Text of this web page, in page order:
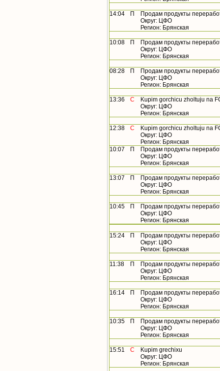
14:04 П
Продам продукты
Округ: ЦФО
Регион: Брянская
10:08 П
Продам продукты
Округ: ЦФО
Регион: Брянская
08:28 П
Продам продукты
Округ: ЦФО
Регион: Брянская
13:36 С
Kupim gorchicu zholtuju na
Округ: ЦФО
Регион: Брянская
12:38 С
Kupim gorchicu zholtuju na
Округ: ЦФО
Регион: Брянская
10:07
П
Продам продукты
Округ: ЦФО
Регион: Брянская
13:07 П
Продам продукты
Округ: ЦФО
Регион: Брянская
10:45 П
Продам продукты
Округ: ЦФО
Регион: Брянская
15:24 П
Продам продукты
Округ: ЦФО
Регион: Брянская
11:38 П
Продам продукты
Округ: ЦФО
Регион: Брянская
16:14 П
Продам продукты
Округ: ЦФО
Регион: Брянская
10:35 П
Продам продукты
Округ: ЦФО
Регион: Брянская
15:51 С
Kupim grechixu
Округ: ЦФО
Регион: Брянская